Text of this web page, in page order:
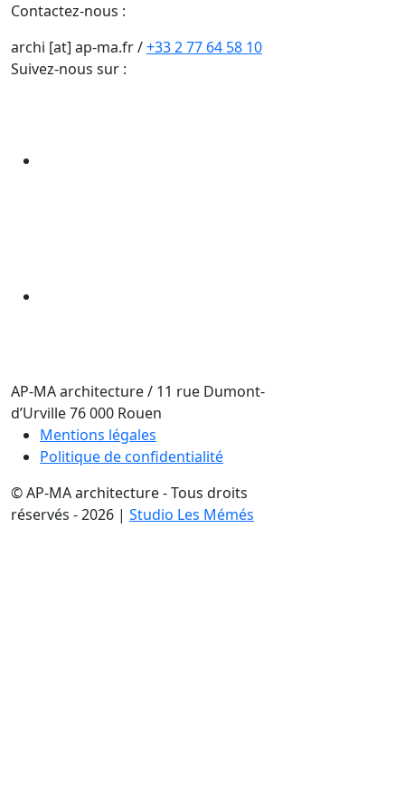
Contactez-nous :
archi [at] ap-ma.fr/+33 2 77 64 58 10
Suivez-nous sur :
AP-MA architecture/ 11 rue Dumont-
d’Urville76 000 Rouen
Mentions légales
Politique de confidentialité
© AP-MA architecture - Tous droits
réservés - 2026 | Studio Les Mémés